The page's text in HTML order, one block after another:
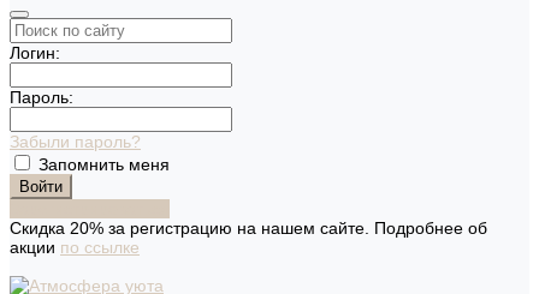
Логин:
Пароль:
Забыли пароль?
Запомнить меня
Скидка 20% за регистрацию на нашем сайте. Подробнее об
акции по ссылке